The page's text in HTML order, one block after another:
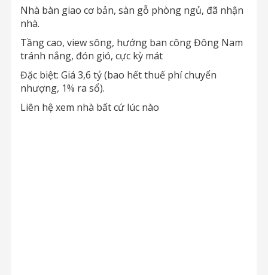
Nhà bàn giao cơ bản, sàn gỗ phòng ngủ, đã nhận
nhà.
Tầng cao, view sông, hướng ban công Đông Nam
tránh nắng, đón gió, cực kỳ mát
Đặc biệt: Giá 3,6 tỷ (bao hết thuế phí chuyển
nhượng, 1% ra sổ).
Liên hệ xem nhà bất cứ lúc nào